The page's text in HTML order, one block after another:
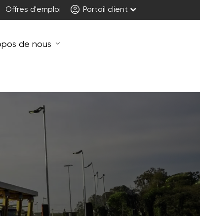
Offres d'emploi Portail client
de nous